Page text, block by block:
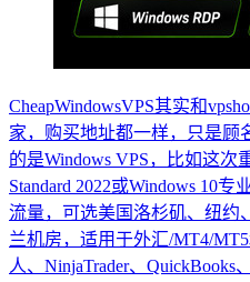
CheapWindowsVPS其实和
家，购买地址都一样，只是顾
的是Windows VPS，比如这次
Standard 2022或Windows 10
流量，可选美国洛杉矶、纽约
兰机房，适用于外汇/MT4/
人、NinjaTrader、QuickBooks